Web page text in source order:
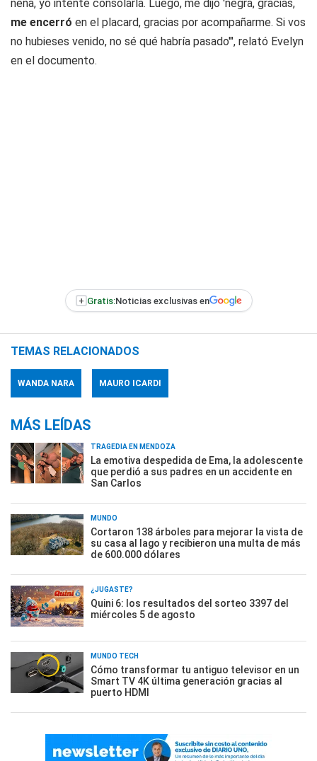
nena, yo intenté consolarla. Luego, me dijo 'negra, gracias,
me encerró en el placard, gracias por acompañarme. Si vos
no hubieses venido, no sé qué habría pasado'", relató Evelyn
en el documento.
+ Gratis:Noticias exclusivas en
TEMAS RELACIONADOS
WANDA NARA MAURO ICARDI
MÁS LEÍDAS
TRAGEDIA EN MENDOZA
La emotiva despedida de Ema, la adolescente
que perdió a sus padres en un accidente en
San Carlos
MUNDO
Cortaron 138 árboles para mejorar la vista de
su casa al lago y recibieron una multa de más
de 600.000 dólares
¿JUGASTE?
Quini 6: los resultados del sorteo 3397 del
miércoles 5 de agosto
MUNDO TECH
Cómo transformar tu antiguo televisor en un
Smart TV 4K última generación gracias al
puerto HDMI